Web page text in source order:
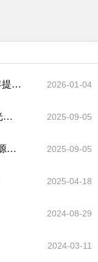
伊宁县3个项目入选城市更新专项2026年提前批中央预算内投资计划 2026-01-04
关于闳扬氢能源(伊犁)有限公司伊宁县光储氢氨醇一体化项目(化工园区部分)的澄清说明澄清说明 2025-09-05
关于新疆志臻绿氢能源有限公司志臻能源伊犁州伊宁县100万千瓦光伏氢合成氨一体化项目的澄清说明 2025-09-05
2025-04-18
2024-08-29
2024-03-11